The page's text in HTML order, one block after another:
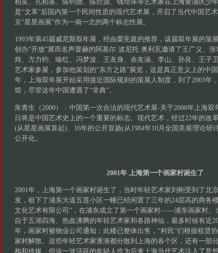
柏友、孔柏基、陈钧德、陈巨源、钱培琛等艺术家在上海黄浦区少
是“文革”后国内第一个民间性质的现代艺术展，开启了当代中国艺
京“星星画展”作为一南一北的两个标志性展。
1993年第45届威尼斯双年展，经由栗宪庭的推荐，该届双年展的策
创办“开放”展而名声显赫的阿基尔·波尼托·奥利瓦邀请了王广义、
炜、方力钧、喻红、冯梦波、王友身、余友涵、李山、孙良、王子
艺术家参展，参加他策划的“东方之路”展览，这是真正意义上的中
年，上海双年展开始采用接近国际规则的策展人制度，到了2003年
馆，尽管这年中国遭遇了“非典”。
朱青生（2000）：中国第一次合法的现代艺术展-关于2000年上海双
日将是中国艺术史上的一个重要的标志。现代艺术，经过22年的改
(从星星画展算起)、16年的公开宣扬(从1984年10月全国美展理论研
公开化。
2001年 上海第一个画家村诞生了
2001年，上海第一个画家村诞生了，当时年轻艺术家刘刚受到了北
发，租下了浦东大道五莲小区一幢已经闲置了三年的24层高的商务
文化艺术有限公司”，在浦东成立了第一个画家村——浦东画家村。
自于五湖四海、热血沸腾的年轻艺术家和各路神仙，最多时候有近
年，画家村被物业公司通知：此楼已整体出售，“村民”们根据租赁
家村解散。这些年轻艺术家逐渐都分散到上海的各个区，还有一部
构和传媒，但这一波活跃的年轻人也为后来上海当代艺术注入了意